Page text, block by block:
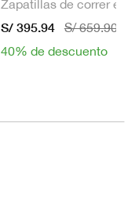
S/ 395.94
S/ 659.90
40% de descuento